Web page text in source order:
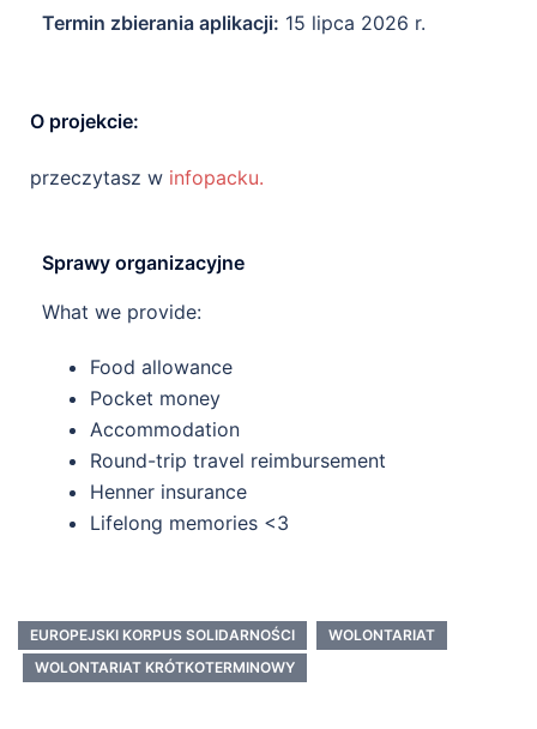
Termin zbierania aplikacji: 15 lipca 2026 r.
O projekcie:
przeczytasz w infopacku.
Sprawy organizacyjne
What we provide:
Food allowance
Pocket money
Accommodation
Round-trip travel reimbursement
Henner insurance
Lifelong memories <3
EUROPEJSKI KORPUS SOLIDARNOŚCI
WOLONTARIAT
WOLONTARIAT KRÓTKOTERMINOWY